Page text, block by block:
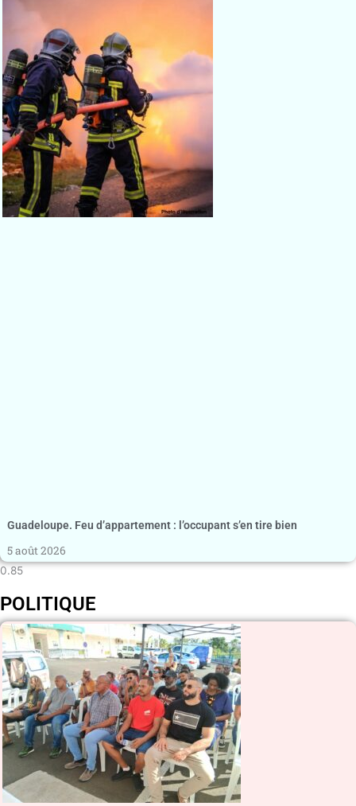
Guadeloupe. Feu d’appartement : l’occupant s’en tire bien
5 août 2026
POLITIQUE